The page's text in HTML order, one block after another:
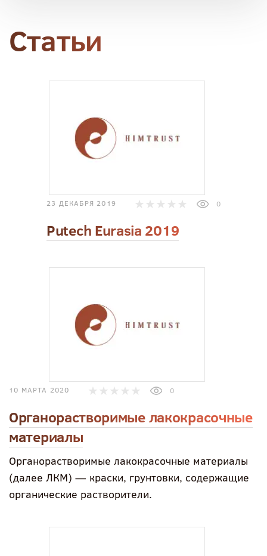
Статьи
23 ДЕКАБРЯ 2019 0
Putech Eurasia 2019
10 МАРТА 2020 0
Органорастворимые лакокрасочные
материалы
Органорастворимые лакокрасочные материалы
(далее ЛКМ) — краски, грунтовки, содержащие
органические растворители.